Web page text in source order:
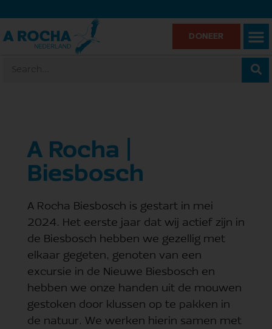
DONEER
A Rocha |
Biesbosch
A Rocha Biesbosch is gestart in mei
2024. Het eerste jaar dat wij actief zijn in
de Biesbosch hebben we gezellig met
elkaar gegeten, genoten van een
excursie in de Nieuwe Biesbosch en
hebben we onze handen uit de mouwen
gestoken door klussen op te pakken in
de natuur. We werken hierin samen met